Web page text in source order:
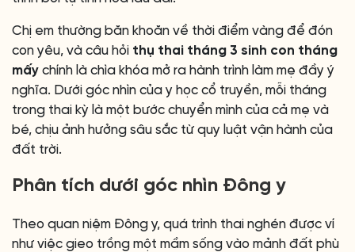
Chị em thường băn khoăn về thời điểm vàng để đón
con yêu, và câu hỏi thụ thai tháng 3 sinh con tháng
mấy chính là chìa khóa mở ra hành trình làm mẹ đầy ý
nghĩa. Dưới góc nhìn của y học cổ truyền, mỗi tháng
trong thai kỳ là một bước chuyển mình của cả mẹ và
bé, chịu ảnh hưởng sâu sắc từ quy luật vận hành của
đất trời.
Phân tích dưới góc nhìn Đông y
Theo quan niệm Đông y, quá trình thai nghén được ví
như việc gieo trồng một mầm sống vào mảnh đất phù